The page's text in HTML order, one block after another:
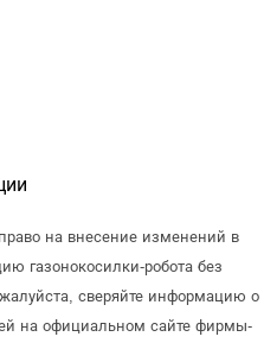
на внесение изменений в
газонокосилки-робота без
сверяйте информацию о
на официальном сайте фирмы-